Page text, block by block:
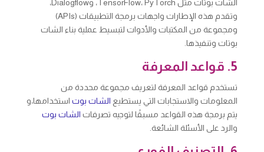
الشات بوتات مثل TensorFlow، PyTorch، وDialogflow،
وتقدم هذه الإطارات واجهات برمجة التطبيقات (APIs)
ومجموعة من المكتبات والأدوات لتبسيط عملية بناء الشات
بوتات وتنفيذها.
5. قواعد المعرفة
تستخدم قواعد المعرفة لتعريف مجموعة محددة من
المعلومات والاستجابات التي يستطيع الشات بوتاستخدامها،و
يتم برمجة هذه القواعد مسبقًا لتوجيه تصرفات الشات بوت
والرد على الأسئلة الشائعة.